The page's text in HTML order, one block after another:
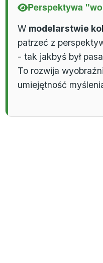
Perspektywa
W modelarstwie
patrzeć z
- tak jakbyś był
To rozwija
umiejętność